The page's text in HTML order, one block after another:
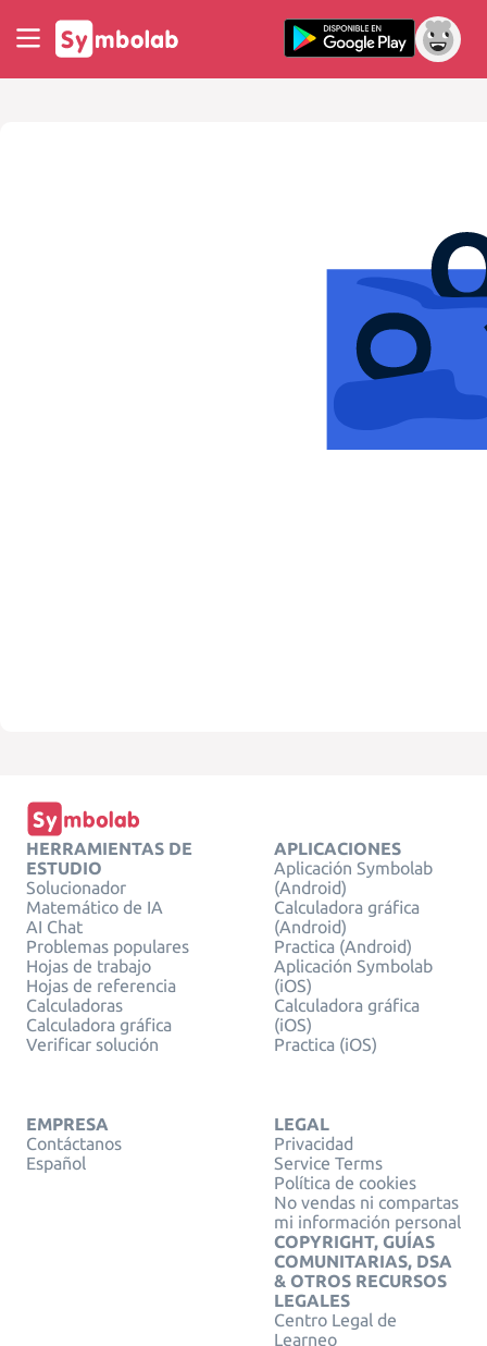
HERRAMIENTAS DE
ESTUDIO
Solucionador
Matemático de IA
AI Chat
Problemas populares
Hojas de trabajo
Hojas de referencia
Calculadoras
Calculadora gráfica
Verificar solución
APLICACIONES
Aplicación Symbolab
(Android)
Calculadora gráfica
(Android)
Practica (Android)
Aplicación Symbolab
(iOS)
Calculadora gráfica
(iOS)
Practica (iOS)
EMPRESA
Contáctanos
Español
LEGAL
Privacidad
Service Terms
Política de cookies
No vendas ni compartas
mi información personal
COPYRIGHT, GUÍAS
COMUNITARIAS, DSA
& OTROS RECURSOS
LEGALES
Centro Legal de
Learneo